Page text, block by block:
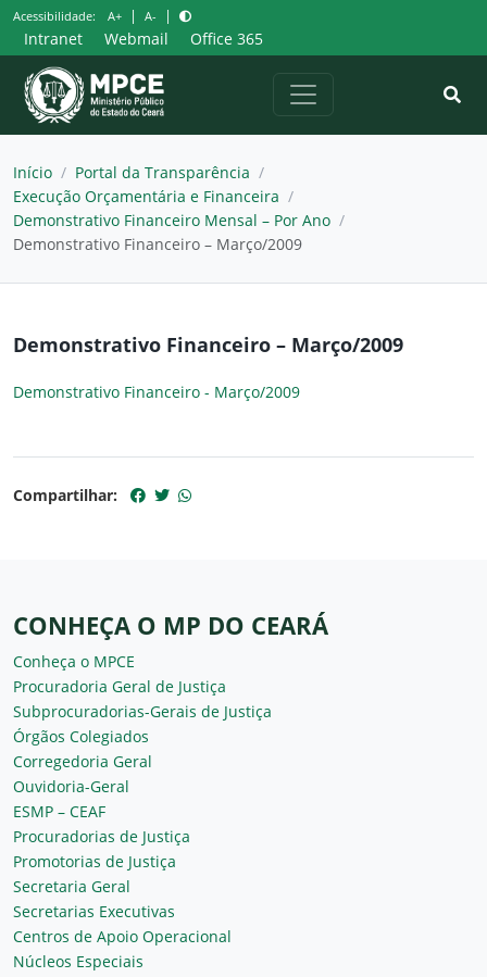
Pular
para
o
conteúdo
Acessibilidade: A+ | A- |
Intranet Webmail Office 365
Início / Portal da Transparência /
Execução Orçamentária e Financeira /
Demonstrativo Financeiro Mensal – Por Ano /
Demonstrativo Financeiro – Março/2009
Demonstrativo Financeiro – Março/2009
Demonstrativo Financeiro - Março/2009
Compartilhar:
CONHEÇA O MP DO CEARÁ
Conheça o MPCE
Procuradoria Geral de Justiça
Subprocuradorias-Gerais de Justiça
Órgãos Colegiados
Corregedoria Geral
Ouvidoria-Geral
ESMP – CEAF
Procuradorias de Justiça
Promotorias de Justiça
Secretaria Geral
Secretarias Executivas
Centros de Apoio Operacional
Núcleos Especiais